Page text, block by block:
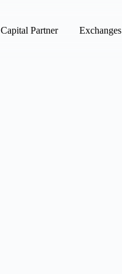
Capital Partner Exchanges